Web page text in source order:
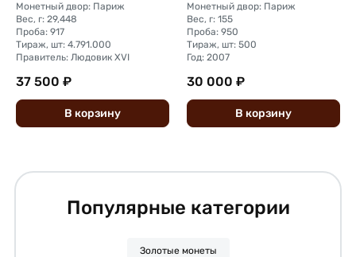
Монетный двор: Париж
Вес, г: 29,448
Проба: 917
Тираж, шт: 4.791.000
Правитель: Людовик XVI
37 500 ₽
В корзину
Монетный двор: Париж
Вес, г: 155
Проба: 950
Тираж, шт: 500
Год: 2007
30 000 ₽
В корзину
Популярные категории
Золотые монеты